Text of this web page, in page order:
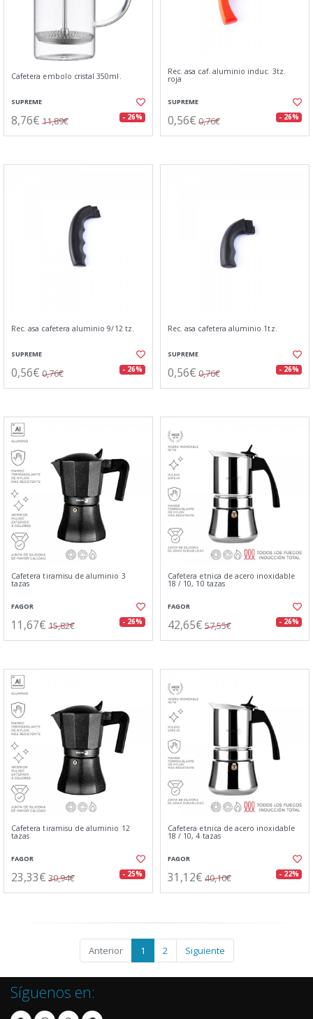
Cafetera embolo cristal 350ml.
SUPREME
8,76€ 11,89€ - 26%
Rec. asa caf. aluminio induc. 3tz.
roja
SUPREME
0,56€ 0,76€ - 26%
Rec. asa cafetera aluminio 9/12 tz.
SUPREME
0,56€ 0,76€ - 26%
Rec. asa cafetera aluminio 1tz.
SUPREME
0,56€ 0,76€ - 26%
Cafetera tiramisu de aluminio 3
tazas
FAGOR
11,67€ 15,82€ - 26%
Cafetera etnica de acero inoxidable
18 / 10, 10 tazas
FAGOR
42,65€ 57,55€ - 26%
Cafetera tiramisu de aluminio 12
tazas
FAGOR
23,33€ 30,94€ - 25%
Cafetera etnica de acero inoxidable
18 / 10, 4 tazas
FAGOR
31,12€ 40,10€ - 22%
Anterior 1 2 Siguiente
Síguenos en: